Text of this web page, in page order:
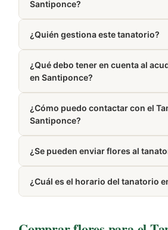
Santiponce?
¿Quién gestiona este tanatorio?
¿Qué debo tener en cuenta al
en Santiponce?
mantener el móvil en silencio. Un
suficiente para mostrar respeto a la
¿Cómo puedo contactar con el
Santiponce?
aparece en la sección Cómo llegar
página.
¿Se pueden enviar flores al
Elige el modelo en nuestra web y
encargamos de la entrega.
¿Cuál es el horario del tanatorio